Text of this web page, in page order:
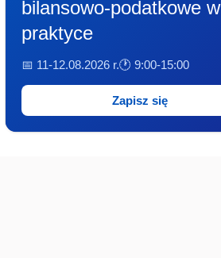
bilansowo-podatkowe w
praktyce
📅 11-12.08.2026 r.🕐 9:00-15:00
Zapisz się